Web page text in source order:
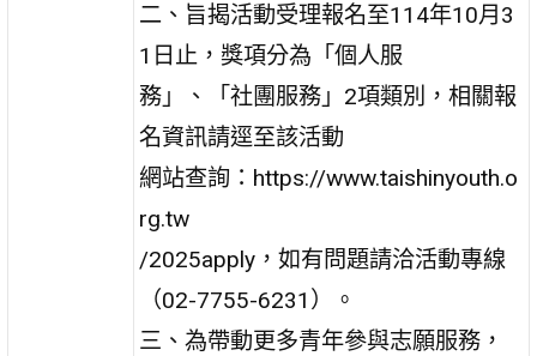
二、旨揭活動受理報名至114年10月3
1日止，獎項分為「個人服
務」、「社團服務」2項類別，相關報
名資訊請逕至該活動
網站查詢：https://www.taishinyouth.o
rg.tw
/2025apply，如有問題請洽活動專線
（02-7755-6231）。
三、為帶動更多青年參與志願服務，